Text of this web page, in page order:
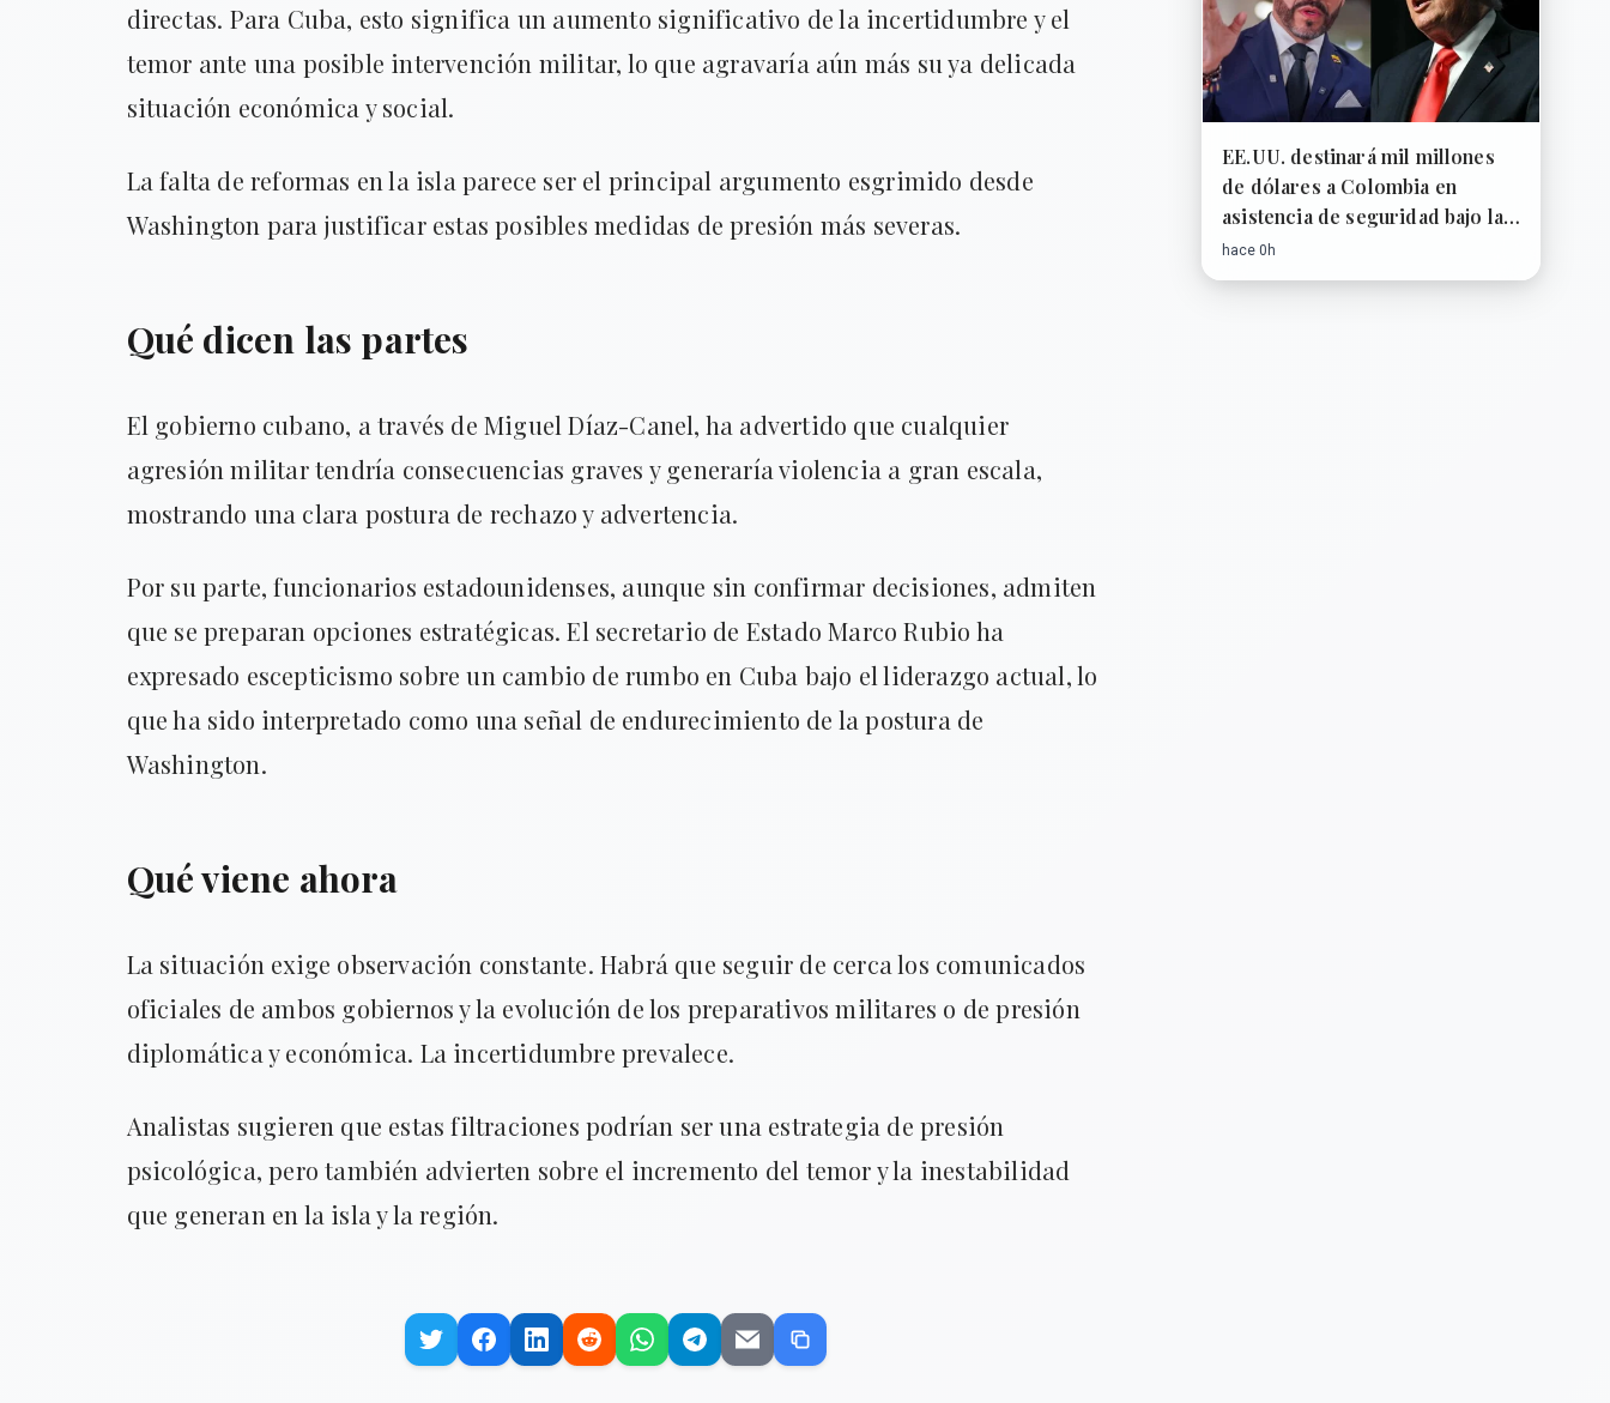
directas. Para Cuba, esto significa un aumento significativo de la incertidumbre y el
temor ante una posible intervención militar, lo que agravaría aún más su ya delicada
situación económica y social.
La falta de reformas en la isla parece ser el principal argumento esgrimido desde
Washington para justificar estas posibles medidas de presión más severas.
Qué dicen las partes
El gobierno cubano, a través de Miguel Díaz-Canel, ha advertido que cualquier
agresión militar tendría consecuencias graves y generaría violencia a gran escala,
mostrando una clara postura de rechazo y advertencia.
Por su parte, funcionarios estadounidenses, aunque sin confirmar decisiones, admiten
que se preparan opciones estratégicas. El secretario de Estado Marco Rubio ha
expresado escepticismo sobre un cambio de rumbo en Cuba bajo el liderazgo actual, lo
que ha sido interpretado como una señal de endurecimiento de la postura de
Washington.
Qué viene ahora
La situación exige observación constante. Habrá que seguir de cerca los comunicados
oficiales de ambos gobiernos y la evolución de los preparativos militares o de presión
diplomática y económica. La incertidumbre prevalece.
Analistas sugieren que estas filtraciones podrían ser una estrategia de presión
psicológica, pero también advierten sobre el incremento del temor y la inestabilidad
que generan en la isla y la región.
EE.UU. destinará mil millones
de dólares a Colombia en
asistencia de seguridad bajo la
nueva presidencia
hace 0h